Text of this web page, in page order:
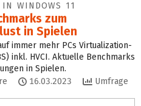
WINDOWS 11
zum
in Spielen
immer mehr PCs Virtualization-
inkl. HVCI. Aktuelle Benchmarks
in Spielen.
16.03.2023 Umfrage